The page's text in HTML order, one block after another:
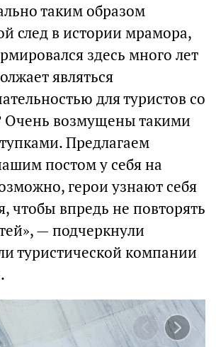
таким образом
след в истории мрамора,
здесь много лет
являться
для туристов со
Очень возмущены такими
Предлагаем
постом у себя на
герои узнают себя
чтобы впредь не повторять
— подчеркнули
туристической компании